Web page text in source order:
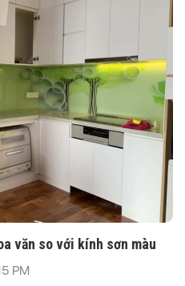
văn so với kính sơn màu
PM